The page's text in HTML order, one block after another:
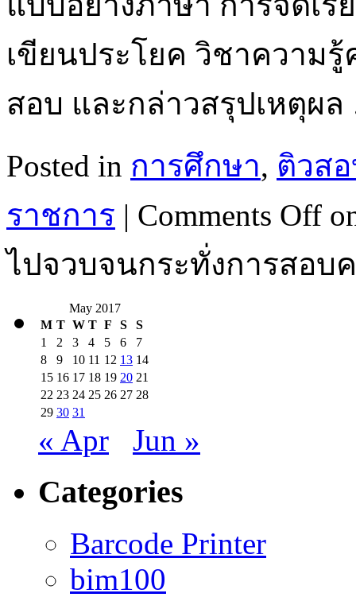
เขียนประโยค วิชาความ
สอบ และกล่าวสรุปเหตุผ
Posted in การศึกษา, ติวส
ราชการ | Comments Off
ไปจวบจนกระทั่งการสอบ
May 2017
M T W T F S
S
1
2 3 4 5 6
7
8
9 10 11 12 13 14
15 16 17 18 19 20 21
22 23 24 25 26 27 28
29 30 31
« Apr Jun »
Categories
Barcode Printer
bim100